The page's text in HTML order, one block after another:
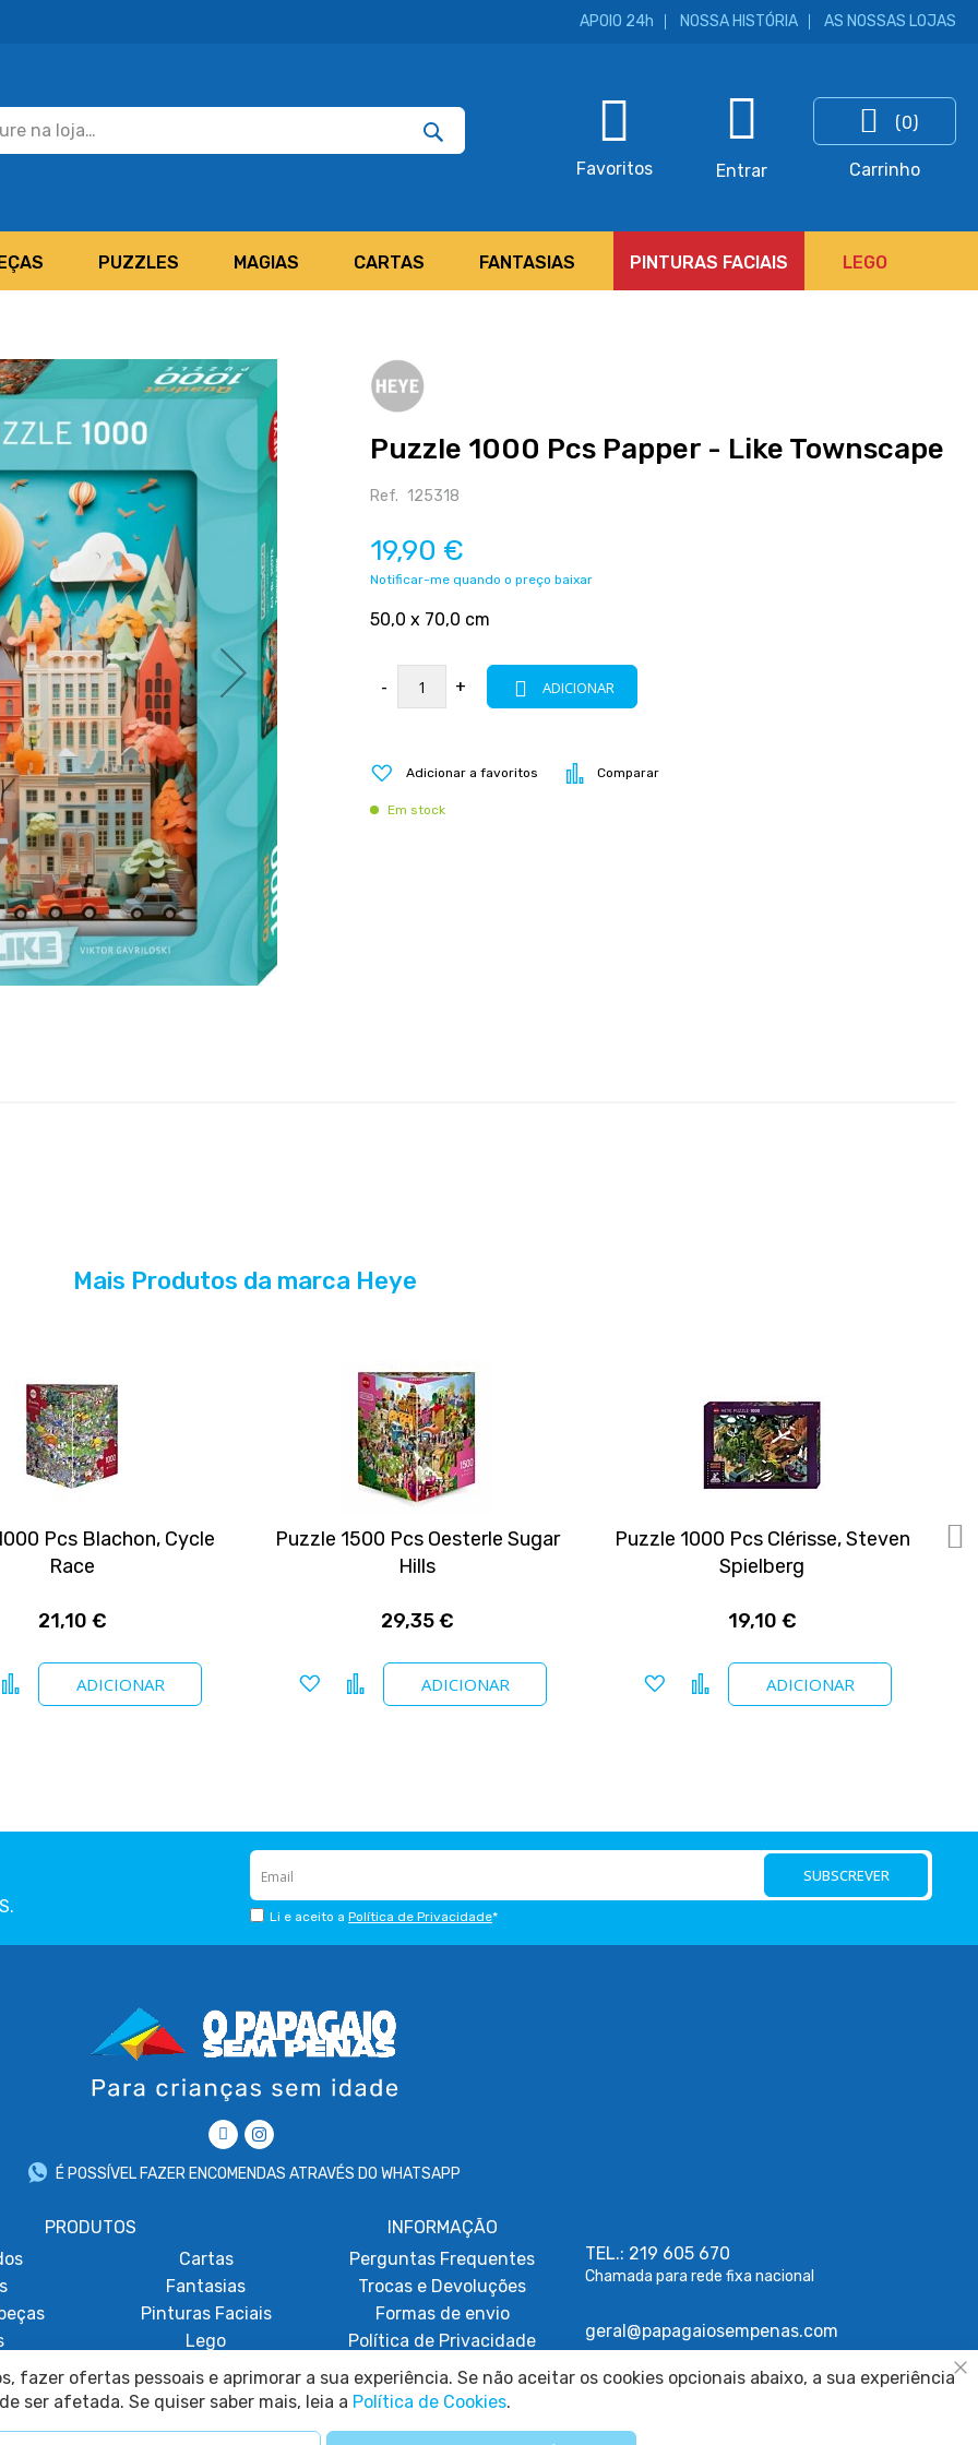
APOIO 24h NOSSA HISTÓRIA AS NOSSAS LOJAS
Pesquisar Pesquisar
Favoritos Entrar
(0)
Carrinho
PUZZLES MAGIAS CARTAS FANTASIAS PINTURAS FACIAIS LEGO
Puzzle 1000 Pcs Papper - Like Townscape
Ref. 125318
19,90 €
Notificar-me quando o preço baixar
50,0 x 70,0 cm
- + ADICIONAR
Adicionar a favoritos Comparar
Em stock
Mais Produtos da marca Heye
Pcs Blachon, Cycle
Race
21,10 €
ADICIONAR
a favoritos
Comparar
Puzzle 1500 Pcs Oesterle Sugar
Hills
29,35 €
ADICIONAR
Adicionar a favoritos
Comparar
Puzzle 1000 Pcs Clérisse, Steven
Spielberg
19,10 €
ADICIONAR
Adicionar a favoritos
Comparar
SUBSCREVER
Li e aceito a Política de Privacidade*
É POSSÍVEL FAZER ENCOMENDAS ATRAVÉS DO WHATSAPP
PRODUTOS
Cartas
Fantasias
Pinturas Faciais
Lego
Promoções
INFORMAÇÃO
Perguntas Frequentes
Trocas e Devoluções
Formas de envio
Política de Privacidade
Termos e Condições
Política de Cookies
TEL.: 219 605 670
Chamada para rede fixa nacional
geral@papagaiosempenas.com
fazer ofertas pessoais e aprimorar a sua experiência. Se não aceitar os cookies opcionais abaixo, a sua experiência
ser afetada. Se quiser saber mais, leia a Política de Cookies.